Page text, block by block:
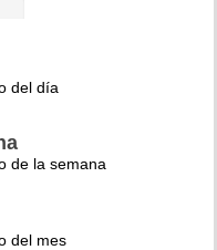
del día
de la semana
del mes